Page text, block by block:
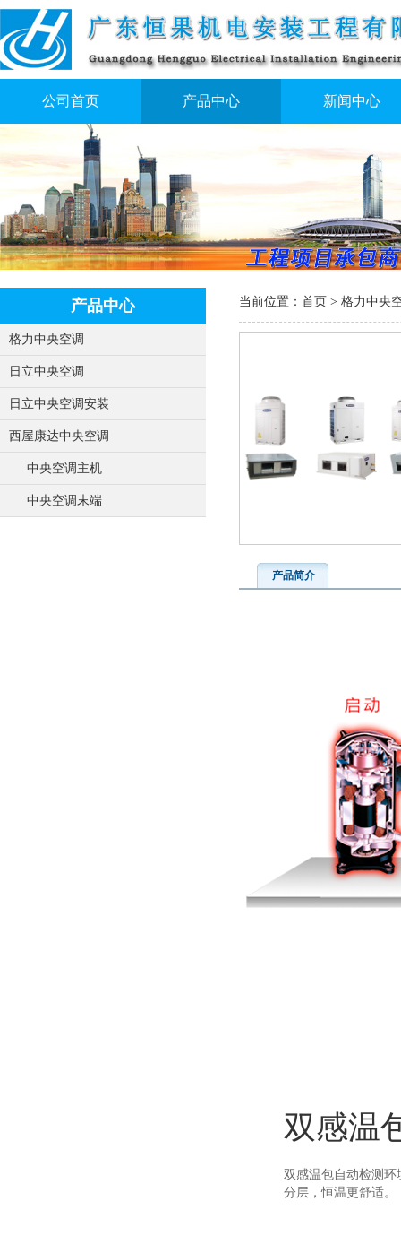
公司首页 产品中心 新闻中心
产品中心
格力中央空调
日立中央空调
日立中央空调安装
西屋康达中央空调
中央空调主机
中央空调末端
当前位置： 首页 > 格力中央
产品简介
双感温
双感温包自动检测
分层，恒温更舒适。